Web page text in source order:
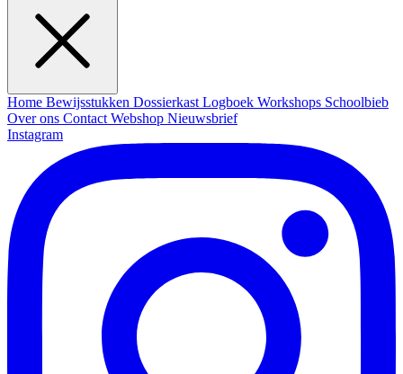
Home Bewijsstukken Dossierkast Logboek Workshops Schoolbieb
Over ons Contact Webshop Nieuwsbrief
Instagram